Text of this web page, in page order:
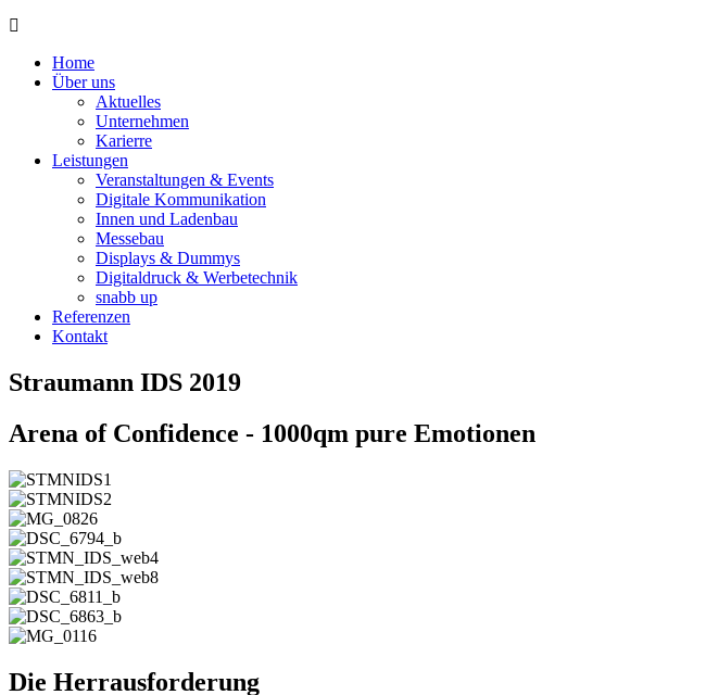
Home
Über uns
Aktuelles
Unternehmen
Karierre
Leistungen
Veranstaltungen & Events
Digitale Kommunikation
Innen und Ladenbau
Messebau
Displays & Dummys
Digitaldruck & Werbetechnik
snabb up
Referenzen
Kontakt
Straumann IDS 2019
Arena of Confidence - 1000qm pure Emotionen
Die Herrausforderung